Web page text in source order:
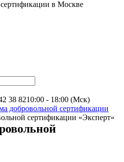
в Москве
38 8210:00 - 18:00 (Мск)
добровольной сертификации
сертификации «Эксперт»